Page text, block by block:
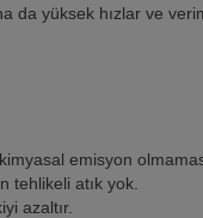
da yüksek hızlar ve
emisyon
tehlikeli atık yok.
azaltır.